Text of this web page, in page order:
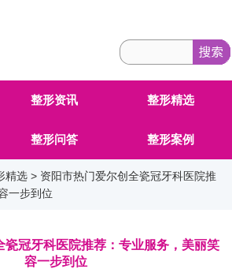
整形资讯 整形精选
整形问答 整形案例
精选 > 资阳市热门爱尔创全瓷冠牙科医院推
一步到位
瓷冠牙科医院推荐：专业服务，美丽笑
容一步到位